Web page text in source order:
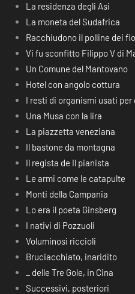
La residenza degli Asi
La moneta del Sudafrica
Racchiudono il polline dei
Vi fu sconfitto Filippo V di
Un Comune del Mantovano
Hotel con angolo cottura
I resti di organismi usati per
Una Musa con la lira
La piazzetta veneziana
Il bastone da montagna
Il regista de Il pianista
Le armi come le catapulte
Monti della Campania
Lo era il poeta Ginsberg
I nativi di Pozzuoli
Voluminosi riccioli
Bruciacchiato, inaridito
_ delle Tre Gole, in Cina
Successivi, posteriori